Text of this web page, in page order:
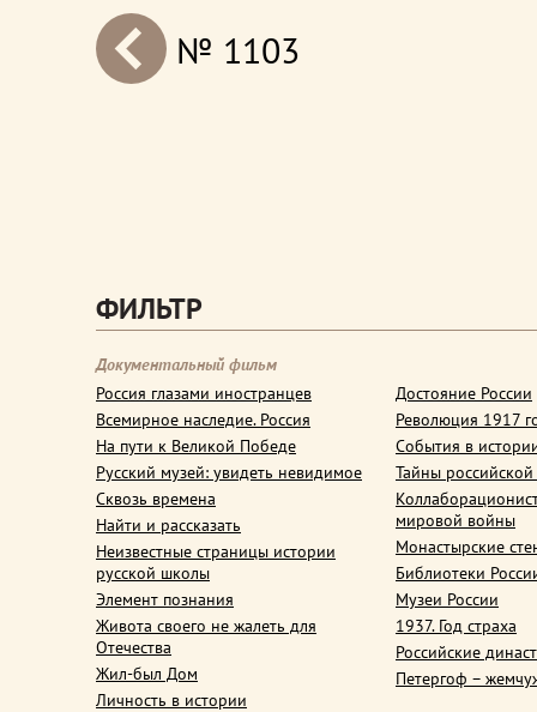
next
№ 1103
ФИЛЬТР
Документальный фильм
Россия глазами иностранцев
Всемирное наследие. Россия
На пути к Великой Победе
Русский музей: увидеть невидимое
Сквозь времена
Найти и рассказать
Неизвестные страницы истории
русской школы
Элемент познания
Живота своего не жалеть для
Отечества
Жил-был Дом
Личность в истории
Достояние России
Революция 1917
События в
Тайны
мировой войны
Монастырские
Библиотеки
Музеи России
1937. Год страха
Российские
Петергоф –